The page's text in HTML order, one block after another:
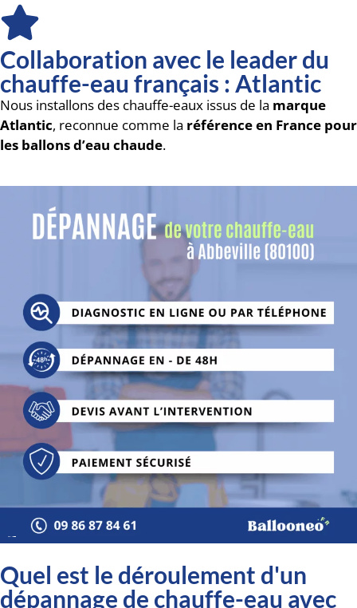
Collaboration avec le leader du
chauffe-eau français : Atlantic
Nous installons des chauffe-eaux issus de la marque
Atlantic, reconnue comme la référence en France pour
les ballons d’eau chaude.
Quel est le déroulement d'un
dépannage de chauffe-eau avec